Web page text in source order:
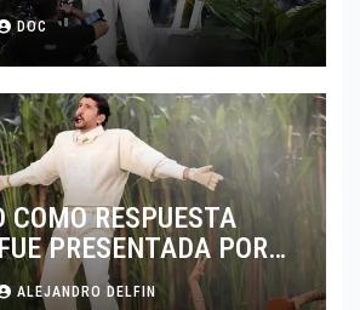
DOC
COMO RESPUESTA
PRESENTADA POR
EN EL SUPER BOWL LX
ALEJANDRO DELFIN